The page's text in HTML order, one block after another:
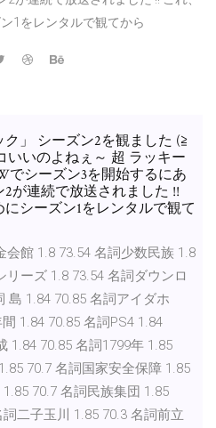
1をレンタルで観てから
ク」 シーズン2を観ました (≧
いいのよねぇ～ 超 ラッキー
でシーズン3を開始するにあ
が連続で放送されました !!
シーズン1をレンタルで観て
会館 1.8 73.54 名詞少数民族 1.8
リーズ 1.8 73.54 名詞ダウンロ
島 1.84 70.85 名詞アイダホ
1.84 70.85 名詞PS4 1.84
1.84 70.85 名詞1799年 1.85
70.7 名詞国家安全保障 1.85
70.7 名詞民族集団 1.85
二子玉川 1.85 70.3 名詞前立